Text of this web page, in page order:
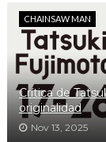
CHAINSAW MAN
Crítica de
originalidad
Nov 13, 2025